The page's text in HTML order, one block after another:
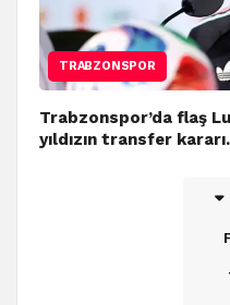
TRABZONSPOR
Trabzonspor’da flaş
yıldızın transfer